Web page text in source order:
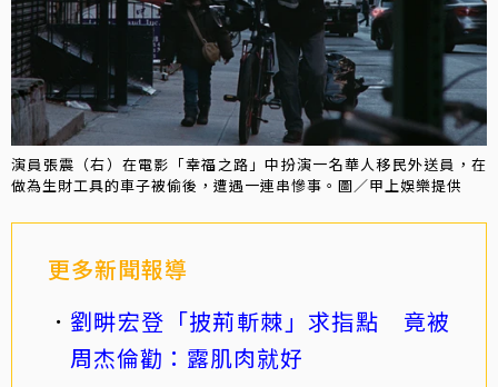
演員張震（右）在電影「幸福之路」中扮演一名華人移民外送員，在
做為生財工具的車子被偷後，遭遇一連串慘事。圖／甲上娛樂提供
更多新聞報導
劉畊宏登「披荊斬棘」求指點 竟被
周杰倫勸：露肌肉就好